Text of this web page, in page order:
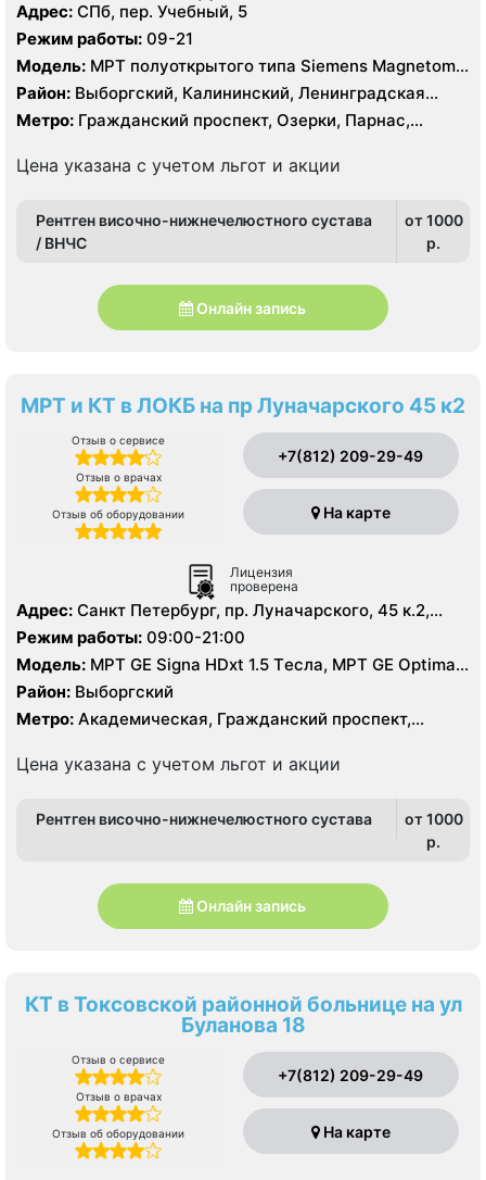
Адрес: СПб, пер. Учебный, 5
Режим работы: 09-21
Модель: МРТ полуоткрытого типа Siemens Magnetom
Espree 1.5 Тесла, КТ Siemens SOMATOM Definition 16
срезов, КТ Siemens SOMATOM Definition AS 64 среза
Район: Выборгский, Калининский, Ленинградская
область, Приморский
Метро: Гражданский проспект, Озерки, Парнас,
Цена указана с учетом льгот и акции
Рентген височно-нижнечелюстного сустава
/ ВНЧС
от 1000
p.
Онлайн запись
МРТ и КТ в ЛОКБ на пр Луначарского 45 к2
Отзыв о сервисе
Отзыв о врачах
Отзыв об оборудовании
+7(812) 209-29-49
На карте
Лицензия
проверена
Адрес: Санкт Петербург, пр. Луначарского, 45 к.2,
литер А
Режим работы: 09:00-21:00
Модель: МРТ GE Signa HDxt 1.5 Tесла, МРТ GE Optima
MR 360 1.5 Tесла, KT GE Optim 64 среза, УЗИ, Рентген
Район: Выборгский
Метро: Академическая, Гражданский проспект,
Цена указана с учетом льгот и акции
Рентген височно-нижнечелюстного сустава
от 1000
p.
Онлайн запись
КТ в Токсовской районной больнице на ул
Буланова 18
Отзыв о сервисе
Отзыв о врачах
Отзыв об оборудовании
+7(812) 209-29-49
На карте